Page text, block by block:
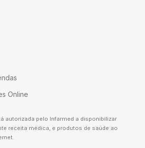
Online
autorizada pelo Infarmed a disponibilizar
receita médica, e produtos de saúde ao